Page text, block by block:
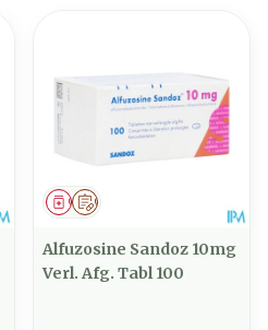
Op voorschrift
Geneesmiddel
Alfuzosine Sandoz 10mg
Verl. Afg. Tabl 100